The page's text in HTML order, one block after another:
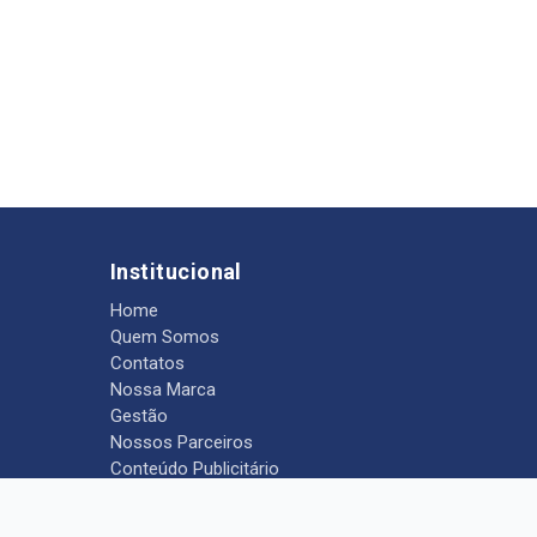
Institucional
Home
Quem Somos
Contatos
Nossa Marca
Gestão
Nossos Parceiros
Conteúdo Publicitário